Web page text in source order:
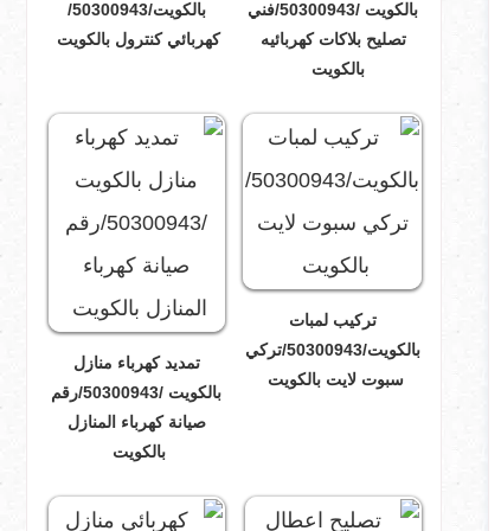
بالكويت /50300943/فني
تصليح بلاكات كهربائيه
بالكويت
بالكويت/50300943/
كهربائي كنترول بالكويت
تركيب لمبات
بالكويت/50300943/تركي
سبوت لايت بالكويت
تمديد كهرباء منازل
بالكويت /50300943/رقم
صيانة كهرباء المنازل
بالكويت